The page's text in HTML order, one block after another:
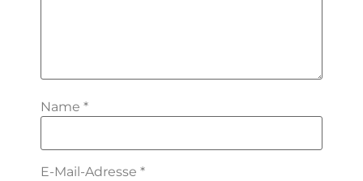
Name *
E-Mail-Adresse *